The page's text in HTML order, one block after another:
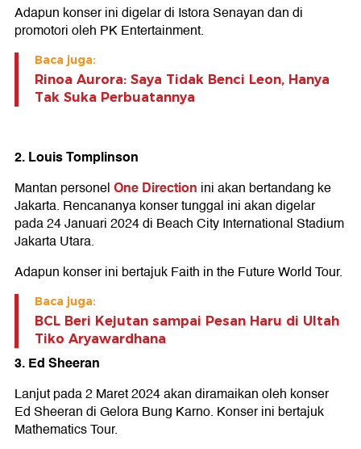
Adapun konser ini digelar di Istora Senayan dan di
promotori oleh PK Entertainment.
Baca juga:
Rinoa Aurora: Saya Tidak Benci Leon, Hanya
Tak Suka Perbuatannya
2. Louis Tomplinson
Mantan personelOne Direction ini akan bertandang ke
Jakarta. Rencananya konser tunggal ini akan digelar
pada 24 Januari 2024 di Beach City International Stadium
Jakarta Utara.
Adapun konser ini bertajuk Faith in the Future World Tour.
Baca juga:
BCL Beri Kejutan sampai Pesan Haru di Ultah
Tiko Aryawardhana
3. Ed Sheeran
Lanjut pada 2 Maret 2024 akan diramaikan oleh konser
Ed Sheeran di Gelora Bung Karno. Konser ini bertajuk
Mathematics Tour.